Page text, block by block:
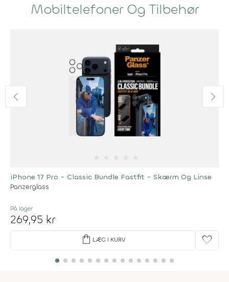
Mobiltelefoner Og Tilbehør
iPhone 17 Pro - Classic Bundle Fastfit - Skærm Og Linse
Panzerglass
På lager
269,95 kr
shopping_bag LÆG I KURV favorite